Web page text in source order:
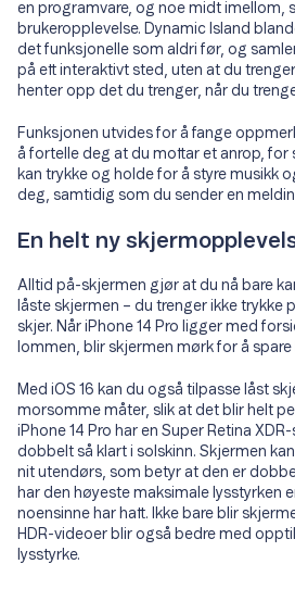
en programvare, og noe midt imellom,
brukeropplevelse. Dynamic Island
det funksjonelle som aldri før, og
på ett interaktivt sted, uten at du
henter opp det du trenger, når du
Funksjonen utvides for å fange
å fortelle deg at du mottar et anrop, for
kan trykke og holde for å styre musikk
deg, samtidig som du sender en
En helt ny
Alltid på-skjermen gjør at du nå bare
låste skjermen – du trenger ikke trykke
skjer. Når iPhone 14 Pro ligger med
lommen, blir skjermen mørk for å spare
Med iOS 16 kan du også tilpasse låst
morsomme måter, slik at det blir helt
iPhone 14 Pro har en Super Retina
dobbelt så klart i solskinn. Skjermen
nit utendørs, som betyr at den er
har den høyeste maksimale lysstyrken
noensinne har hatt. Ikke bare blir
HDR-videoer blir også bedre med
lysstyrke.